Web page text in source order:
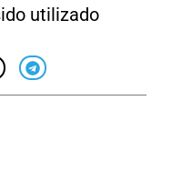
utilizado